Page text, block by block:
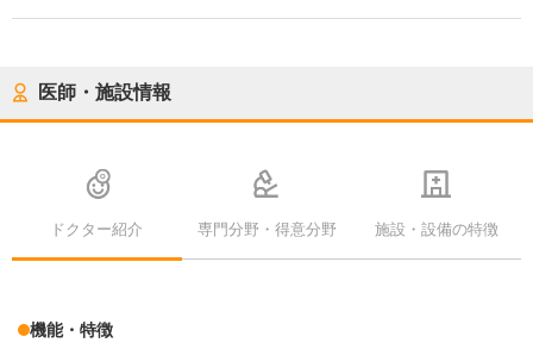
医師・施設情報
ドクター紹介 専門分野・得意分野 施設・設備の特徴
機能・特徴